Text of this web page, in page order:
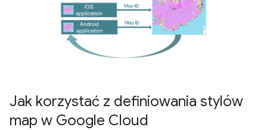
Jak korzystać z definiowania stylów
map w Google Cloud